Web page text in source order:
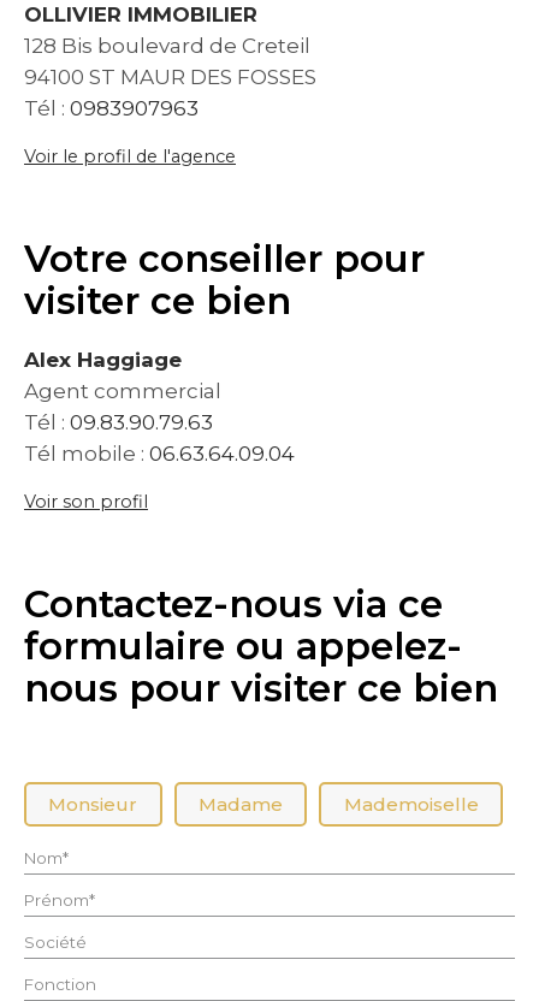
OLLIVIER IMMOBILIER
128 Bis boulevard de Creteil
94100 ST MAUR DES FOSSES
Tél : 0983907963
Voir le profil de l'agence
Votre conseiller pour
visiter ce bien
Alex Haggiage
Agent commercial
Tél : 09.83.90.79.63
Tél mobile : 06.63.64.09.04
Voir son profil
Contactez-nous via ce
formulaire ou appelez-
nous pour visiter ce bien
Civilité :
Monsieur Madame Mademoiselle
Nom* :
Prénom* :
Société :
Fonction :